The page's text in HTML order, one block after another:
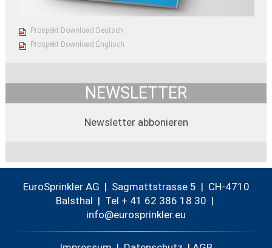
Prospekt Download Deutsch
Prospekt Download Englisch
NEWSLETTER
Newsletter abbonieren
EuroSprinkler AG | Sagmattstrasse 5 | CH-4710
Balsthal | Tel + 41 62 386 18 30 |
nf
r spr nkl r